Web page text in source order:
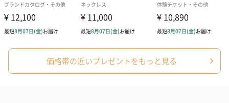
紅茶・コーヒー・スイーツを同梱してお届けいたします。ギフト
への＋αにおすすめです。
価格帯の近いプレゼントをもっと見る